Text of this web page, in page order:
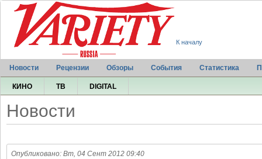
К началу
Новости Рецензии Обзоры События Статистика
КИНО ТВ DIGITAL
Новости
Опубликовано: Вт, 04 Сент 2012 09:40